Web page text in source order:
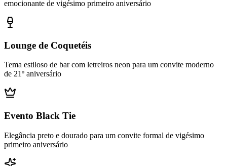
emocionante de vigésimo primeiro aniversário
Lounge de Coquetéis
Tema estiloso de bar com letreiros neon para um convite moderno
de 21º aniversário
Evento Black Tie
Elegância preto e dourado para um convite formal de vigésimo
primeiro aniversário